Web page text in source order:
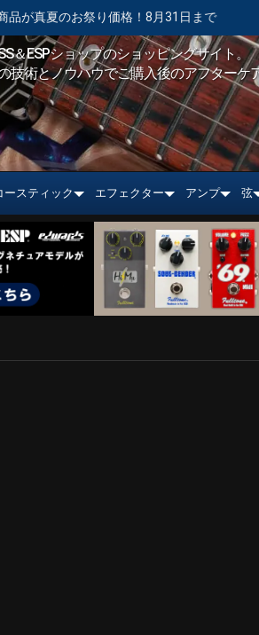
8月31日まで 【キャンペーン実施中
＆ESPショップのショッピングサイト。
技術とノウハウでご購入後のアフターケ
ースティック エフェクター アンプ 弦